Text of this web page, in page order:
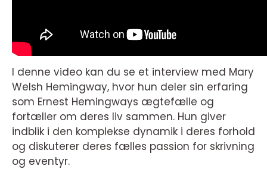
I denne video kan du se et interview med Mary
Welsh Hemingway, hvor hun deler sin erfaring
som Ernest Hemingways ægtefælle og
fortæller om deres liv sammen. Hun giver
indblik i den komplekse dynamik i deres forhold
og diskuterer deres fælles passion for skrivning
og eventyr.